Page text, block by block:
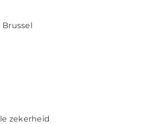
zekerheid